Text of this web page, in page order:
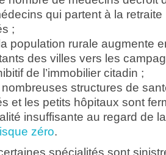
qui partent à la
;
population rurale augmente
des villes vers les
de l’immobilier citadin ;
structures de
et les petits hôpitaux sont
insuffisante au regard de
zéro.
spécialités sont